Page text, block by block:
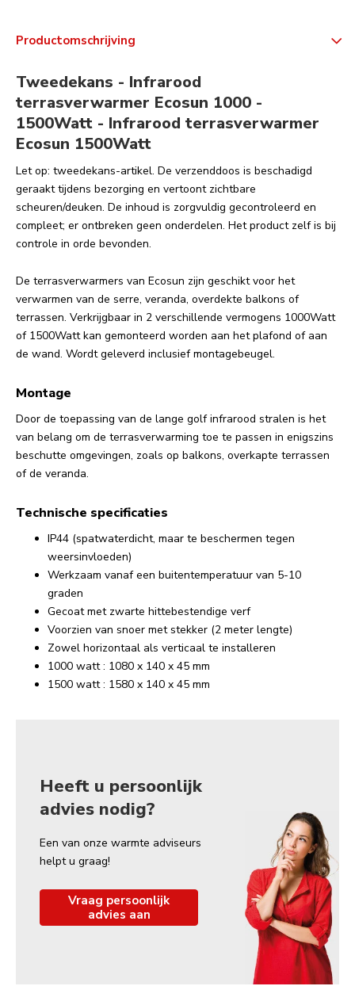
Productomschrijving
Tweedekans - Infrarood
terrasverwarmer Ecosun 1000 -
1500Watt - Infrarood terrasverwarmer
Ecosun 1500Watt
Let op: tweedekans-artikel. De verzenddoos is beschadigd
geraakt tijdens bezorging en vertoont zichtbare
scheuren/deuken. De inhoud is zorgvuldig gecontroleerd en
compleet; er ontbreken geen onderdelen. Het product zelf is bij
controle in orde bevonden.
De terrasverwarmers van Ecosun zijn geschikt voor het
verwarmen van de serre, veranda, overdekte balkons of
terrassen. Verkrijgbaar in 2 verschillende vermogens 1000Watt
of 1500Watt kan gemonteerd worden aan het plafond of aan
de wand. Wordt geleverd inclusief montagebeugel.
Montage
Door de toepassing van de lange golf infrarood stralen is het
van belang om de terrasverwarming toe te passen in enigszins
beschutte omgevingen, zoals op balkons, overkapte terrassen
of de veranda.
Technische specificaties
IP44 (spatwaterdicht, maar te beschermen tegen
weersinvloeden)
Werkzaam vanaf een buitentemperatuur van 5-10
graden
Gecoat met zwarte hittebestendige verf
Voorzien van snoer met stekker (2 meter lengte)
Zowel horizontaal als verticaal te installeren
1000 watt : 1080 x 140 x 45 mm
1500 watt : 1580 x 140 x 45 mm
Heeft u persoonlijk
advies nodig?
Een van onze warmte adviseurs
helpt u graag!
Vraag persoonlijk
advies aan